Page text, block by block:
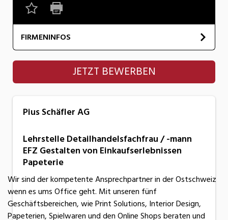
FIRMENINFOS
Pius Schäfler AG
JETZT BEWERBEN
Pius Schäfler AG
Lehrstelle Detailhandelsfachfrau / -mann
EFZ Gestalten von Einkaufserlebnissen
Papeterie
Wir sind der kompetente Ansprechpartner in der Ostschweiz
wenn es ums Office geht. Mit unseren fünf
Geschäftsbereichen, wie Print Solutions, Interior Design,
Papeterien, Spielwaren und den Online Shops beraten und